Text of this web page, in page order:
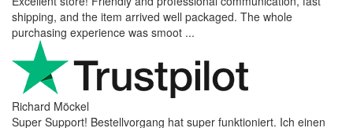
shipping, and the item arrived well packaged. The whole
purchasing experience was smoot ...
Richard Möckel
Super Support! Bestellvorgang hat super funktioniert. Ich einen